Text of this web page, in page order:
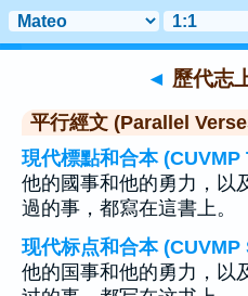
◄ 歷代志
平行經文 (Parallel
現代標點和合本
他的國事和他的勇力，以
過的事，都寫在這書上。
现代标点和合本
他的国事和他的勇力，以